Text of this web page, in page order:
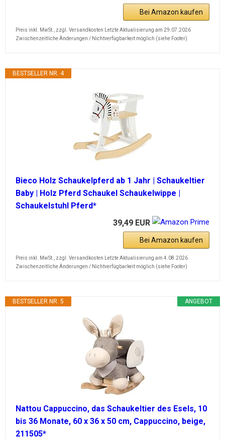
Bei Amazon kaufen
Preis inkl. MwSt., zzgl. Versandkosten Letzte Aktualisierung am 29.07.2026
Zwischenzeitliche Änderungen / Nichtverfügbarkeit möglich (siehe Footer)
BESTSELLER NR. 4
Bieco Holz Schaukelpferd ab 1 Jahr | Schaukeltier
Baby | Holz Pferd Schaukel Schaukelwippe |
Schaukelstuhl Pferd*
39,49 EUR
Bei Amazon kaufen
Preis inkl. MwSt., zzgl. Versandkosten Letzte Aktualisierung am 4.08.2026
Zwischenzeitliche Änderungen / Nichtverfügbarkeit möglich (siehe Footer)
ANGEBOT
BESTSELLER NR. 5
Nattou Cappuccino, das Schaukeltier des Esels, 10
bis 36 Monate, 60 x 36 x 50 cm, Cappuccino, beige,
211505*